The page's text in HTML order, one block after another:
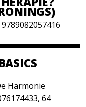
Harmonie
64